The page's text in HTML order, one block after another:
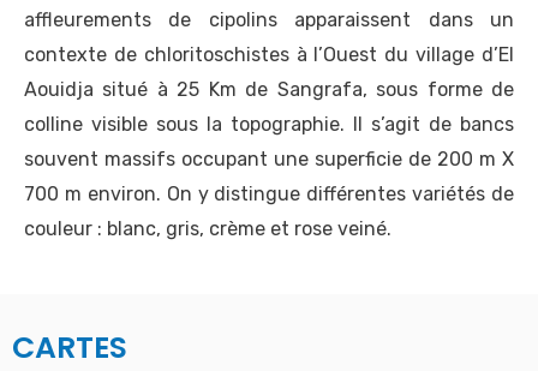
affleurements de cipolins apparaissent dans un
contexte de chloritoschistes à l’Ouest du village d’El
Aouidja situé à 25 Km de Sangrafa, sous forme de
colline visible sous la topographie. Il s’agit de bancs
souvent massifs occupant une superficie de 200 m X
700 m environ. On y distingue différentes variétés de
couleur : blanc, gris, crème et rose veiné.
CARTES